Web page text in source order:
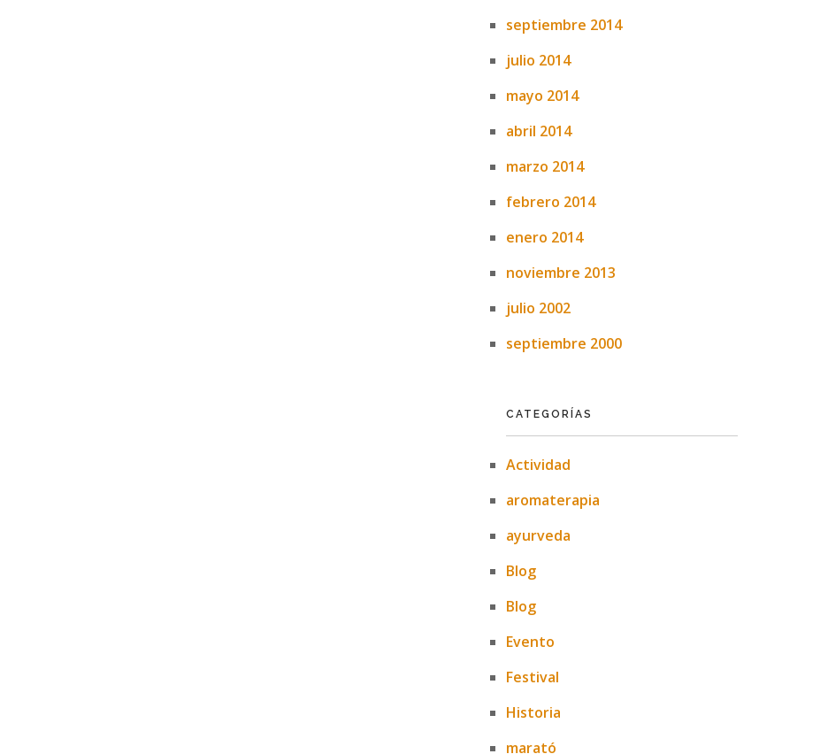
septiembre 2014
julio 2014
mayo 2014
abril 2014
marzo 2014
febrero 2014
enero 2014
noviembre 2013
julio 2002
septiembre 2000
CATEGORÍAS
Actividad
aromaterapia
ayurveda
Blog
Blog
Evento
Festival
Historia
marató